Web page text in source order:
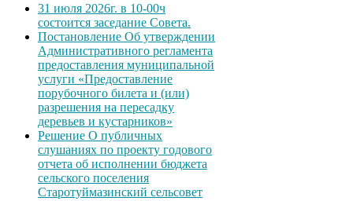
31 июля 2026г. в 10-00ч
состоится заседание Совета.
Постановление Об утверждении
Административного регламента
предоставления муниципальной
услуги «Предоставление
порубочного билета и (или)
разрешения на пересадку
деревьев и кустарников»
Решение О публичных
слушаниях по проекту годового
отчета об исполнении бюджета
сельского поселения
Старотуймазинский сельсовет